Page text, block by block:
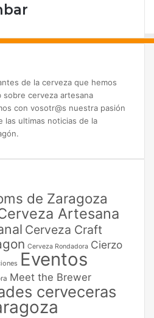
de la cerveza que hemos
cerveza artesana
con vosotr@s nuestra pasión
las ultimas noticias de la
de Zaragoza
Artesana
Cerveza Craft
Cerveza Rondadora Cierzo
Eventos
Meet the Brewer
cerveceras